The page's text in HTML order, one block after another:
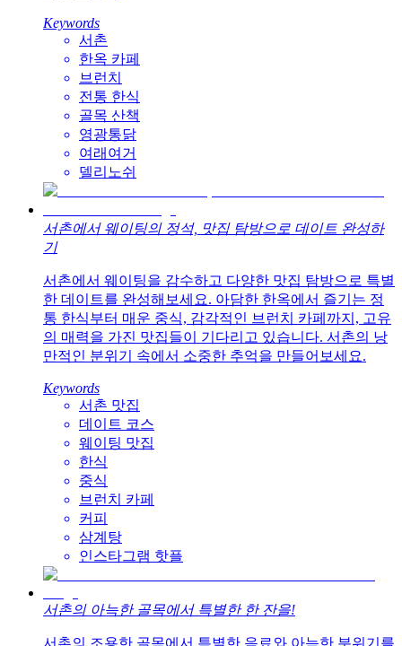
Keywords
서촌
한옥 카페
브런치
전통 한식
골목 산책
영광통닭
여래여거
델리노쉬
서촌에서 웨이팅의 정석, 맛집 탐방으로 데이트 완성하
기
서촌에서 웨이팅을 감수하고 다양한 맛집 탐방으로 특별
한 데이트를 완성해보세요. 아담한 한옥에서 즐기는 정
통 한식부터 매운 중식, 감각적인 브런치 카페까지, 고유
의 매력을 가진 맛집들이 기다리고 있습니다. 서촌의 낭
만적인 분위기 속에서 소중한 추억을 만들어보세요.
Keywords
서촌 맛집
데이트 코스
웨이팅 맛집
한식
중식
브런치 카페
커피
삼계탕
인스타그램 핫플
서촌의 아늑한 골목에서 특별한 한 잔을!